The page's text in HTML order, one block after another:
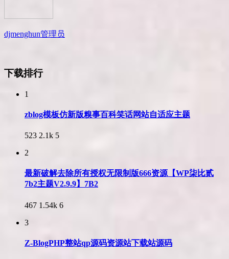
djmenghun管理员
下载排行
1
zblog模板仿新版糗事百科笑话网站自适应主题
523 2.1k 5
2
最新破解去除所有授权无限制版666资源【WP柒比贰
7b2主题V2.9.9】7B2
467 1.54k 6
3
Z-BlogPHP整站qp源码资源站下载站源码